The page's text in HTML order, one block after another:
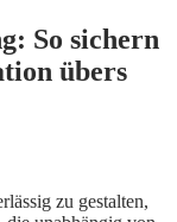
So sichern
übers
zu gestalten,